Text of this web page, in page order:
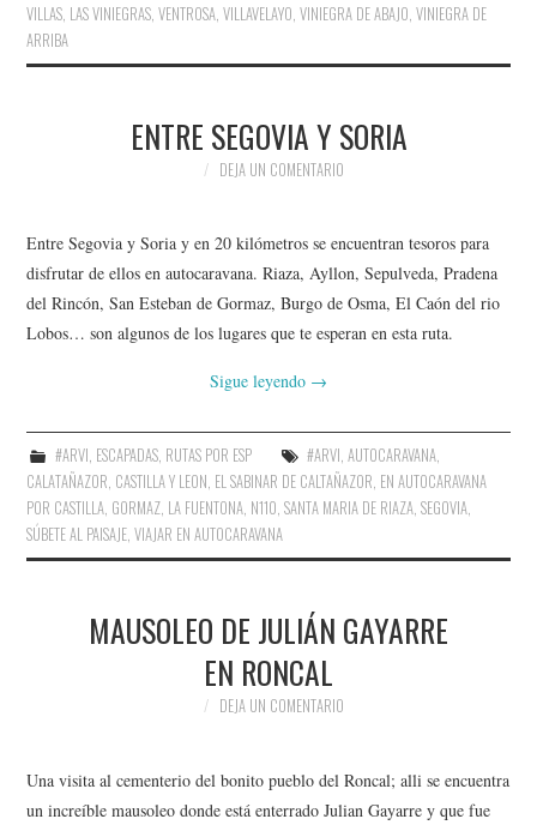
VILLAS, LAS VINIEGRAS,VENTROSA,VILLAVELAYO,VINIEGRA DE ABAJO,VINIEGRA DE
ARRIBA
ENTRE SEGOVIA Y SORIA
DEJA UN COMENTARIO
Entre Segovia y Soria y en 20 kilómetros se encuentran tesoros para
disfrutar de ellos en autocaravana. Riaza, Ayllon, Sepulveda, Pradena
del Rincón, San Esteban de Gormaz, Burgo de Osma, El Caón del rio
Lobos… son algunos de los lugares que te esperan en esta ruta.
Sigue leyendo →
#ARVI, ESCAPADAS, RUTAS POR ESP #ARVI, AUTOCARAVANA,
CALATAÑAZOR, CASTILLA Y LEON, EL SABINAR DE CALTAÑAZOR, EN AUTOCARAVANA
POR CASTILLA, GORMAZ, LA FUENTONA, N110,SANTA MARIA DE RIAZA,SEGOVIA,
SÚBETE AL PAISAJE,VIAJAR EN AUTOCARAVANA
MAUSOLEO DE JULIÁN GAYARRE
EN RONCAL
DEJA UN COMENTARIO
Una visita al cementerio del bonito pueblo del Roncal; alli se encuentra
un increíble mausoleo donde está enterrado Julian Gayarre y que fue